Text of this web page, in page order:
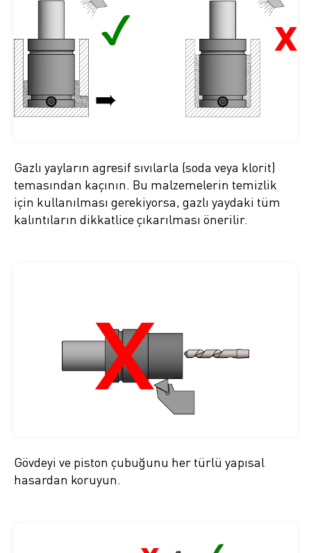
Gazlı yayların agresif sıvılarla (soda veya klorit)
temasından kaçının. Bu malzemelerin temizlik
için kullanılması gerekiyorsa, gazlı yaydaki tüm
kalıntıların dikkatlice çıkarılması önerilir.
Gövdeyi ve piston çubuğunu her türlü yapısal
hasardan koruyun.